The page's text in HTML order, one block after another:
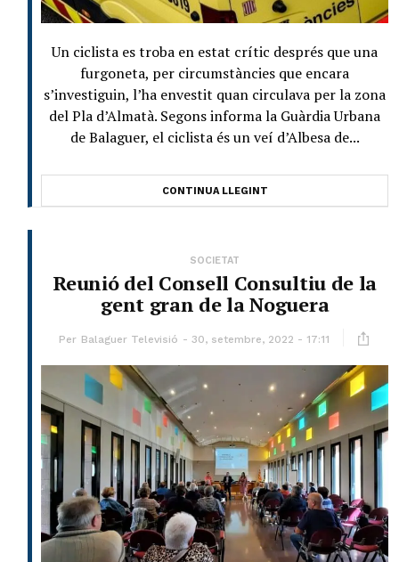
Un ciclista es troba en estat crític després que una
furgoneta, per circumstàncies que encara
s’investiguin, l’ha envestit quan circulava per la zona
del Pla d’Almatà. Segons informa la Guàrdia Urbana
de Balaguer, el ciclista és un veí d’Albesa de...
CONTINUA LLEGINT
SOCIETAT
Reunió del Consell Consultiu de la
gent gran de la Noguera
Per Balaguer Televisió 30, setembre, 2022 - 17:11